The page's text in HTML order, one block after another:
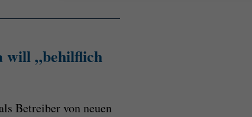
will „behilflich
Betreiber von neuen